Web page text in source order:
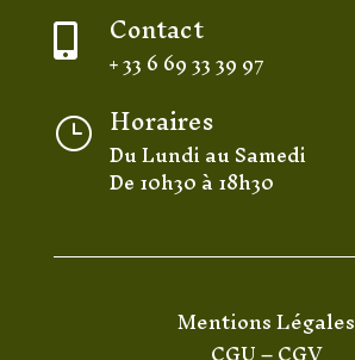
 Contact
+ 33 6 69 33 39 97
} Horaires
Du Lundi au Samedi
De 10h30 à 18h30
Mentions Légales